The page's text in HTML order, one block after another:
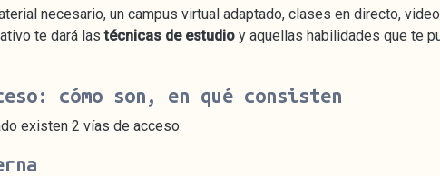
necesario, un campus virtual adaptado, clases en directo,
te dará lastécnicas de estudio y aquellas habilidades que te
cómo son, en qué consisten
existen 2 vías de acceso: